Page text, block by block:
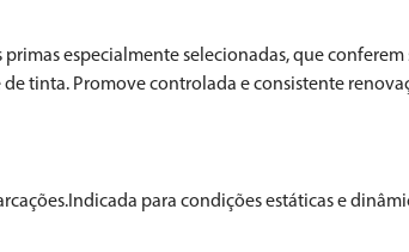
especialmente selecionadas, que
tinta. Promove controlada e consistente
para condições estáticas e